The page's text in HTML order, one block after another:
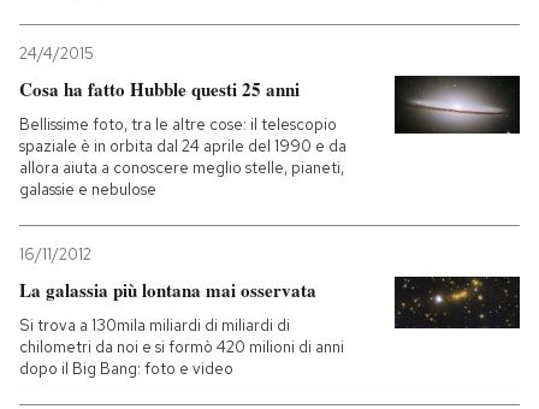
24/4/2015
Cosa ha fatto Hubble questi 25 anni
Bellissime foto, tra le altre cose: il telescopio
spaziale è in orbita dal 24 aprile del 1990 e da
allora aiuta a conoscere meglio stelle, pianeti,
galassie e nebulose
16/11/2012
La galassia più lontana mai osservata
Si trova a 130mila miliardi di miliardi di
chilometri da noi e si formò 420 milioni di anni
dopo il Big Bang: foto e video